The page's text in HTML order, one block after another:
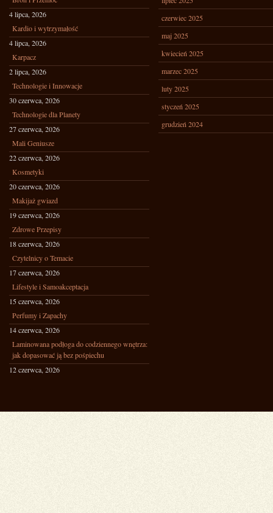
4 lipca, 2026
Kardio i wytrzymałość
4 lipca, 2026
Karpacz
2 lipca, 2026
Technologie i Innowacje
30 czerwca, 2026
Technologie dla Planety
27 czerwca, 2026
Mali Geniusze
22 czerwca, 2026
Kosmetyki
20 czerwca, 2026
Makijaż gwiazd
19 czerwca, 2026
Zdrowe Przepisy
18 czerwca, 2026
Czytelnicy o Temacie
17 czerwca, 2026
Lifestyle i Samoakceptacja
15 czerwca, 2026
Perfumy i Zapachy
14 czerwca, 2026
Laminowana podłoga do codziennego wnętrza:
jak dopasować ją bez pośpiechu
12 czerwca, 2026
czerwiec 2025
maj 2025
kwiecień 2025
marzec 2025
luty 2025
styczeń 2025
grudzień 2024